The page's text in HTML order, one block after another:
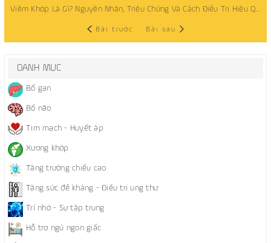
Viêm Khớp Là Gì? Nguyên Nhân, Triệu Chứng Và Cách Điều Trị Hiệu Quả
Bài trước Bài sau
DANH MỤC
Bổ gan
Bổ não
Tim mạch - Huyết áp
Xương khớp
Tăng trưởng chiều cao
Tăng sức đề kháng - Điều trị ung thư
Trí nhớ - Sự tập trung
Hỗ trợ ngủ ngon giấc